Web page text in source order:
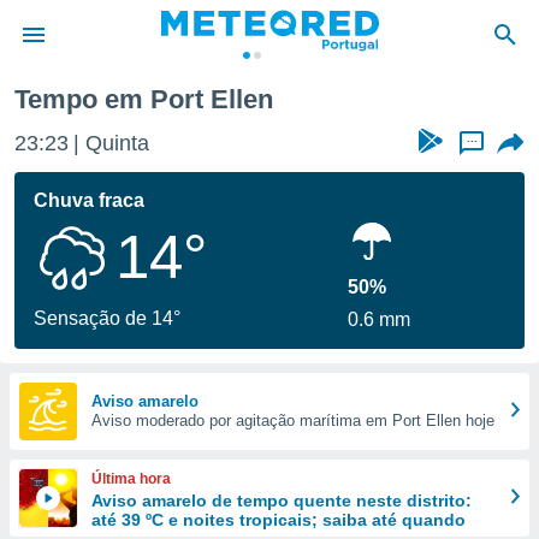
da
foi
fornecidas
a este
das
e
forma
digital
Tempo em Port Ellen
23:23 Quinta ...
Chuva fraca
14°
Sensação de 14°
50%
0.6 mm
Aviso amarelo
Aviso moderado por agitação marítima em Port Ellen hoje
Última hora
Aviso amarelo de tempo quente neste distrito:
até 39 ºC e noites tropicais; saiba até quando